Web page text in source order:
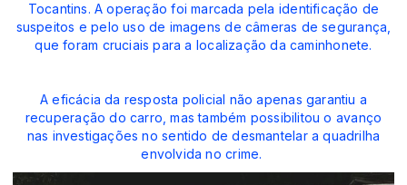
Tocantins. A operação foi marcada pela identificação de
suspeitos e pelo uso de imagens de câmeras de segurança,
que foram cruciais para a localização da caminhonete.
A eficácia da resposta policial não apenas garantiu a
recuperação do carro, mas também possibilitou o avanço
nas investigações no sentido de desmantelar a quadrilha
envolvida no crime.